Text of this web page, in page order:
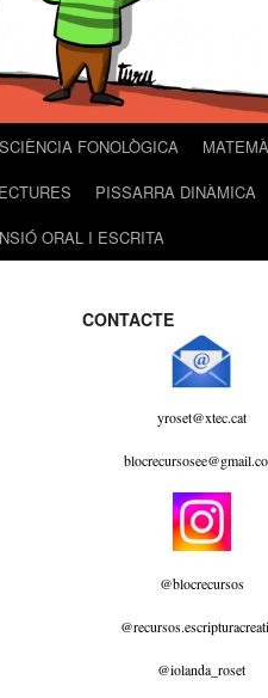
FONOLÒGICA
PISSARRA DINÀMICA
ORAL I ESCRITA
CONTACTE
yroset@xtec.cat
@blocrecursos
@iolanda_roset